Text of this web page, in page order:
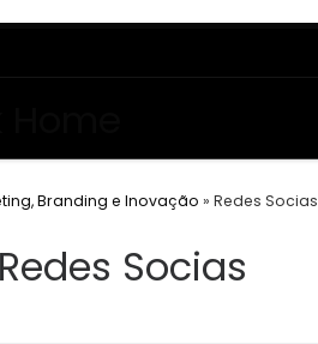
Branding e Inovação » Redes Socias
Socias